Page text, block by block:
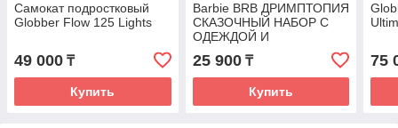
Самокат подростковый
Globber Flow 125 Lights
49 000 ₸
Купить
Barbie BRB ДРИМПТОПИЯ
СКАЗОЧНЫЙ НАБОР С
ОДЕЖДОЙ И
АКСЕССУАРАМИ
25 900₸
Купить
75